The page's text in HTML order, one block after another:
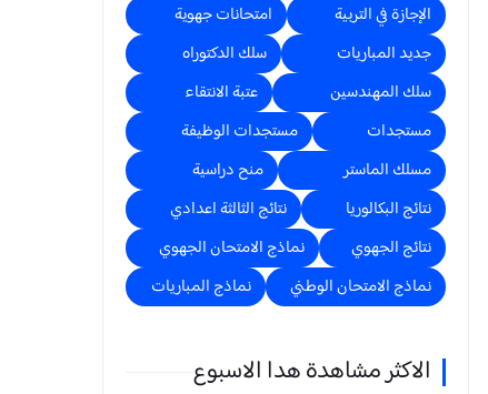
الإجازة في التربية
امتحانات جهوية
جديد المباريات
سلك الدكتوراه
سلك المهندسين
عتبة الانتقاء
مستجدات
مستجدات الوظيفة
مسلك الماستر
منح دراسية
نتائج البكالوريا
نتائج الثالثة اعدادي
نتائج الجهوي
نماذج الامتحان الجهوي
نماذج الامتحان الوطني
نماذج المباريات
الاكثر مشاهدة هدا الاسبوع